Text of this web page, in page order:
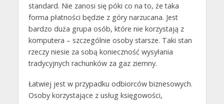
standard. Nie zanosi się póki co na to, że taka
forma płatności będzie z góry narzucana. Jest
bardzo duża grupa osób, które nie korzystają z
komputera – szczególnie osoby starsze. Taki stan
rzeczy niesie za sobą konieczność wysyłania
tradycyjnych rachunków za gaz ziemny.
Łatwiej jest w przypadku odbiorców biznesowych.
Osoby korzystające z usług księgowości,